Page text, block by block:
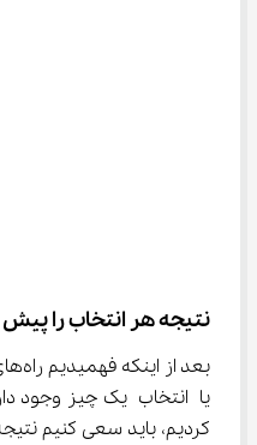
نتیجه هر انتخاب را
بعد
یا انتخاب یک چیز وجود